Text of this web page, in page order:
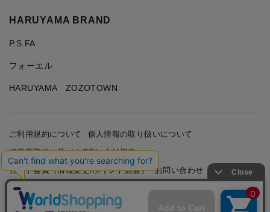
HARUYAMA BRAND
P.S.FA
フォーエル
HARUYAMA ZOZOTOWN
ご利用規約について
個人情報の取り扱いについて
特定商取引に基づく表記
会社概要
カード会員（情報変更/ポイント照会）
お問い合わせ